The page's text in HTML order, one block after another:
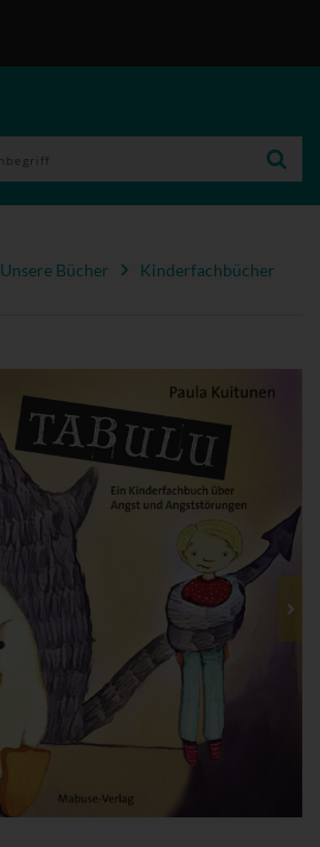
Unsere Bücher
Kinderfachbücher